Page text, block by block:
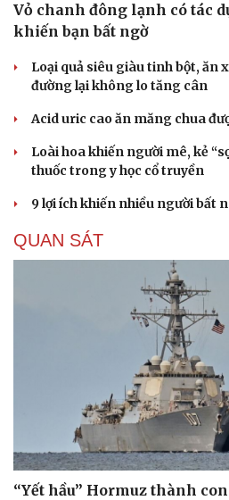
Vỏ chanh đông lạnh có tác
khiến bạn bất ngờ
Loại quả siêu giàu tinh bột, ăn
đường lại không lo tăng cân
Acid uric cao ăn măng chua
Loài hoa khiến người mê, kẻ
thuốc trong y học cổ truyền
9 lợi ích khiến nhiều người bất
QUAN SÁT
“Yết hầu” Hormuz thành